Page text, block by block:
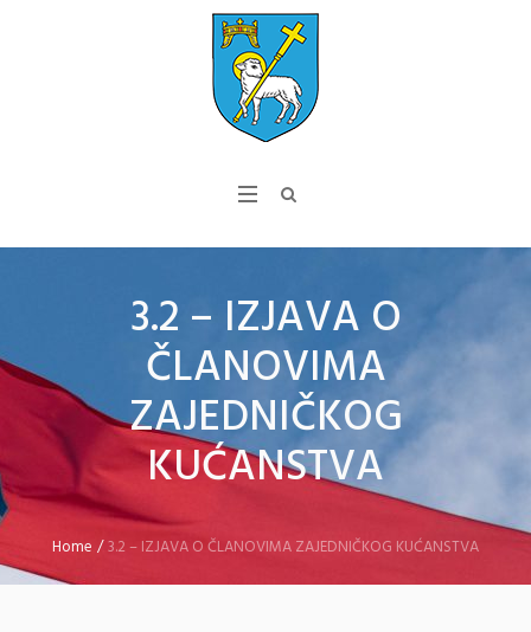
3.2 – IZJAVA O
ČLANOVIMA
ZAJEDNIČKOG
KUĆANSTVA
Home /3.2 – IZJAVA O ČLANOVIMA ZAJEDNIČKOG KUĆANSTVA